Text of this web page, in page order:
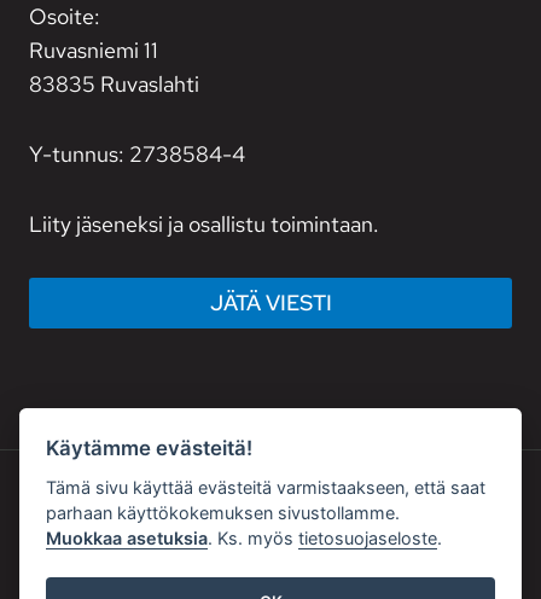
Osoite:
Ruvasniemi 11
83835 Ruvaslahti
Y-tunnus: 2738584-4
Liity jäseneksi ja osallistu toimintaan.
JÄTÄ VIESTI
© 2026 PRO HÖYTIÄINEN RY
Kotisivut yritykselle: Affordia Oy
Käytämme evästeitä!
Tämä sivu käyttää evästeitä varmistaakseen, että saat
parhaan käyttökokemuksen sivustollamme.
Muokkaa asetuksia. Ks. myöstietosuojaseloste.